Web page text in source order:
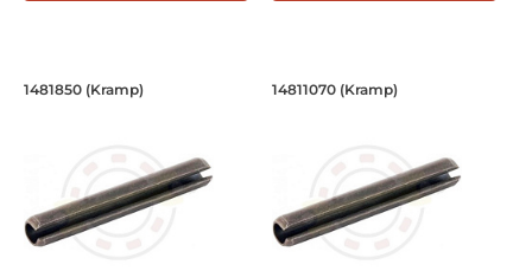
Штифт распорный пружинный
1481850 (Kramp) Штифт распорный
14811070 (Kramp)